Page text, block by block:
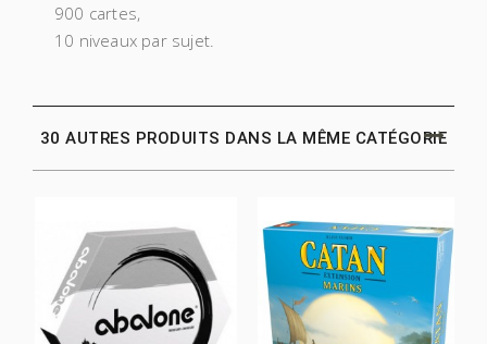
900 cartes,
10 niveaux par sujet.
30 AUTRES PRODUITS DANS LA MÊME CATÉGORIE